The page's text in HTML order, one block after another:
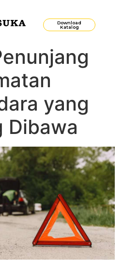
Download
Katalog
yang
Dibawa